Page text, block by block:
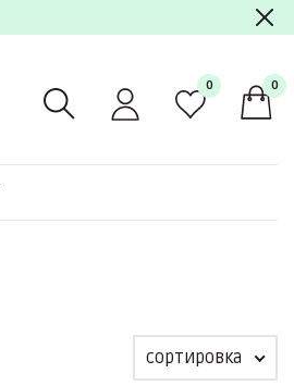
0 0
сортировка